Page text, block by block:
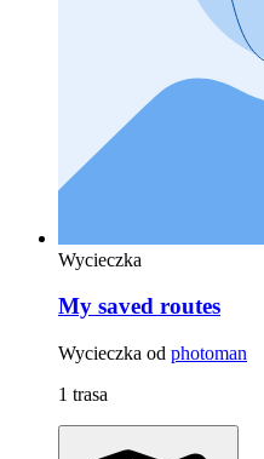
Wycieczka
My saved routes
Wycieczka od photoman
1 trasa